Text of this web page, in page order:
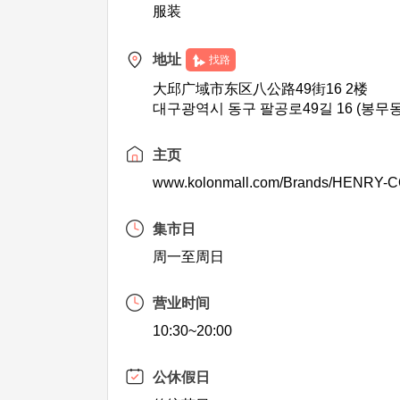
服装
地址 找路
大邱广域市东区八公路49街16 2楼
대구광역시 동구 팔공로49길 16 (봉무
主页
www.kolonmall.com/Brands/HENRY-
集市日
周一至周日
营业时间
10:30~20:00
公休假日